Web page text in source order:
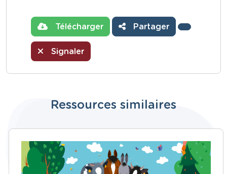
Télécharger Partager
Signaler
Ressources similaires